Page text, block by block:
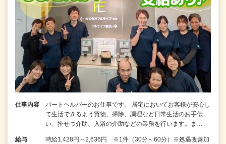
仕事内容
パートヘルパーのお仕事です。 居宅においてお客様が安心し
て生活できるよう買物、掃除、調理など日常生活のお手伝
い、排せつ介助、入浴の介助などの業務を行います。ま…
給与
時給1,428円～2,636円 ※1件（30分～60分）※処遇改善加